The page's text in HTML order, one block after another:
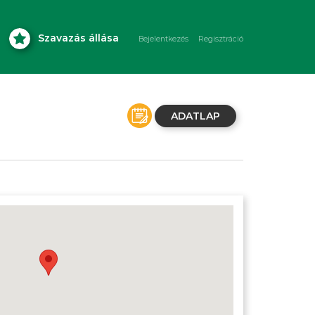
Szavazás állása Bejelentkezés Regisztráció
ADATLAP